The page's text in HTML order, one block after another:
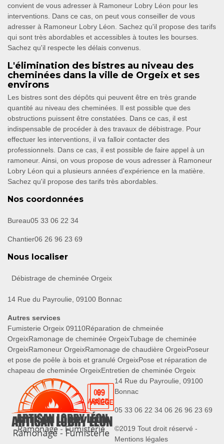
convient de vous adresser à Ramoneur Lobry Léon pour les
interventions. Dans ce cas, on peut vous conseiller de vous
adresser à Ramoneur Lobry Léon. Sachez qu'il propose des tarifs
qui sont très abordables et accessibles à toutes les bourses.
Sachez qu'il respecte les délais convenus.
L'élimination des bistres au niveau des
cheminées dans la ville de Orgeix et ses
environs
Les bistres sont des dépôts qui peuvent être en très grande
quantité au niveau des cheminées. Il est possible que des
obstructions puissent être constatées. Dans ce cas, il est
indispensable de procéder à des travaux de débistrage. Pour
effectuer les interventions, il va falloir contacter des
professionnels. Dans ce cas, il est possible de faire appel à un
ramoneur. Ainsi, on vous propose de vous adresser à Ramoneur
Lobry Léon qui a plusieurs années d'expérience en la matière.
Sachez qu'il propose des tarifs très abordables.
Nos coordonnées
Bureau05 33 06 22 34
Chantier06 26 96 23 69
Nous localiser
Débistrage de cheminée Orgeix
14 Rue du Payroulie, 09100 Bonnac
Autres services
Fumisterie Orgeix 09110Réparation de chmeinée
OrgeixRamonage de cheminée OrgeixTubage de cheminée
OrgeixRamoneur OrgeixRamonage de chaudière OrgeixPoseur
et pose de poêle à bois et granulé OrgeixPose et réparation de
chapeau de cheminée OrgeixEntretien de cheminée Orgeix
14 Rue du Payroulie, 09100
Bonnac
05 33 06 22 34 06 26 96 23 69
©2019 Tout droit réservé -
Mentions légales